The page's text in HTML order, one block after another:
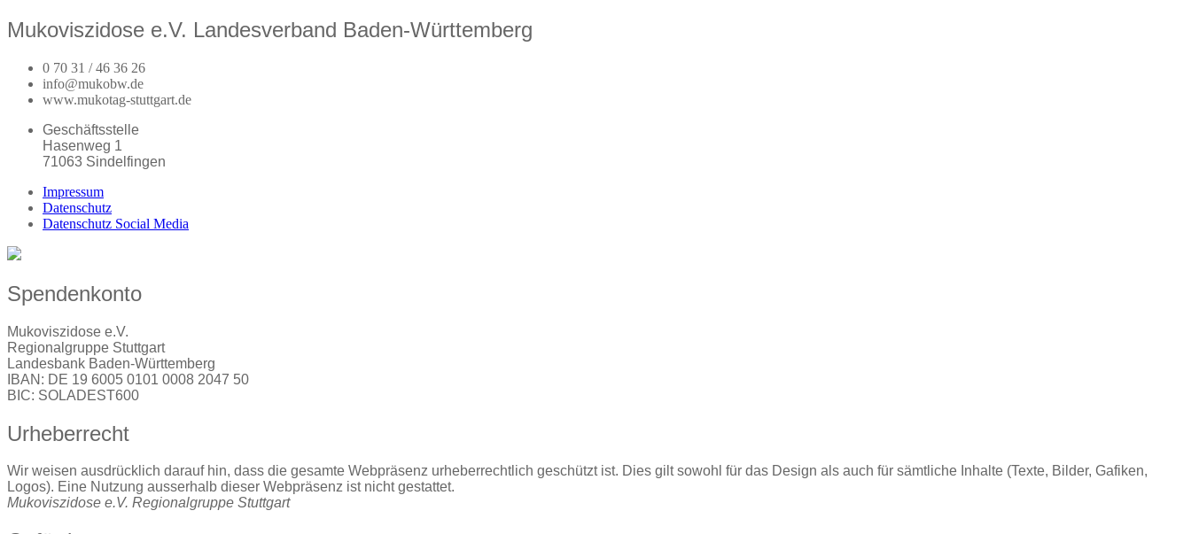
Mukoviszidose e.V. Landesverband Baden-Württemberg
0 70 31 / 46 36 26
info@mukobw.de
www.mukotag-stuttgart.de
Geschäftsstelle
Hasenweg 1
71063 Sindelfingen
Impressum
Datenschutz
Datenschutz Social Media
Spendenkonto
Mukoviszidose e.V.
Regionalgruppe Stuttgart
Landesbank Baden-Württemberg
IBAN: DE 19 6005 0101 0008 2047 50
BIC: SOLADEST600
Urheberrecht
Wir weisen ausdrücklich darauf hin, dass die gesamte Webpräsenz urheberrechtlich geschützt ist. Dies gilt sowohl für das Design als auch für sämtliche Inhalte (Texte, Bilder, Gafiken,
Logos). Eine Nutzung ausserhalb dieser Webpräsenz ist nicht gestattet.
Mukoviszidose e.V. Regionalgruppe Stuttgart